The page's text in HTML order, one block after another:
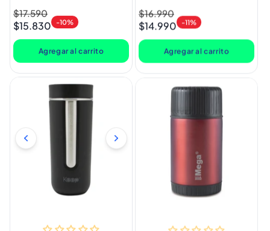
Precio
habitual
$17.590
Precio
de
oferta
$15.830 -10%
Agregar al carrito
Ivory
Precio
habitual
$16.990
Precio
de
oferta
$14.990 -11%
Agregar al carrito